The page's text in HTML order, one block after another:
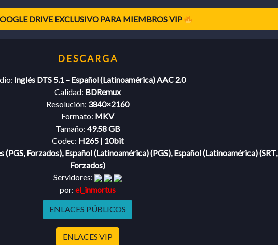
DRIVE EXCLUSIVO PARA MIEMBROS VIP
Inglés DTS 5.1 – Español (Latinoamérica) AAC 2.0
Calidad: BDRemux
Resolución: 3840×2160
Formato: MKV
Tamaño: 49.58 GB
Codec: H265 | 10bit
(PGS, Forzados), Español (Latinoamérica) (PGS), Español (Latinoamérica) (SRT,
Forzados)
Servidores:
por: el_inmortus
ENLACES PÚBLICOS
ENLACES VIP